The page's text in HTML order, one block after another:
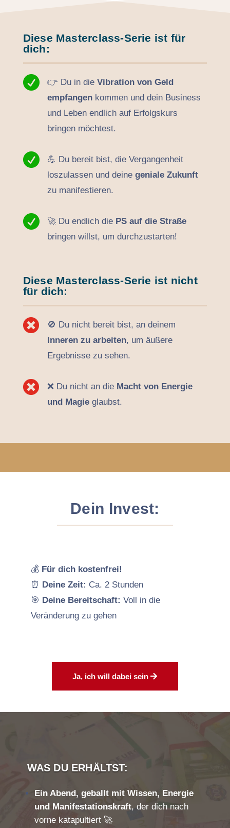
Diese Masterclass-Serie ist für
dich:
 👉 Du in die Vibration von Geld
empfangenkommen und dein Business
und Leben endlich auf Erfolgskurs
bringen möchtest.

💪 Du bereit bist, die Vergangenheit
loszulassen und deine geniale Zukunft
zu manifestieren.
 🚀 Du endlich die PS auf die Straße
bringen willst, um durchzustarten!
Diese Masterclass-Serie ist nicht
für dich:

🚫 Du nicht bereit bist, an deinem
Inneren zu arbeiten, um äußere
Ergebnisse zu sehen.
 ❌ Du nicht an die Macht von Energie
und Magieglaubst.
Dein Invest:
💰 Für dich kostenfrei!
⏰ Deine Zeit: Ca. 2 Stunden
🎯 Deine Bereitschaft: Voll in die
Veränderung zu gehen
Ja, ich will dabei sein
WAS DU ERHÄLTST:
Ein Abend, geballt mit Wissen, Energie
und Manifestationskraft, der dich nach
vorne katapultiert 🚀